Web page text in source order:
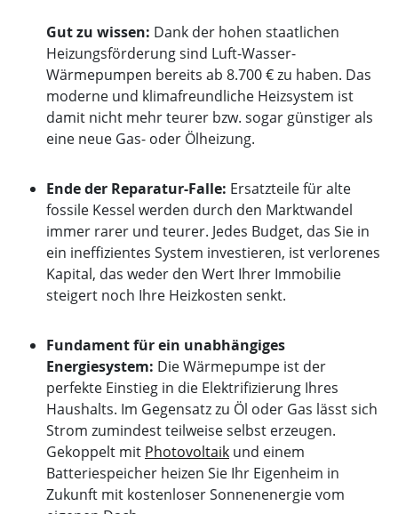
Gut zu wissen: Dank der hohen staatlichen
Heizungsförderung sind Luft-Wasser-
Wärmepumpen bereits ab 8.700 € zu haben. Das
moderne und klimafreundliche Heizsystem ist
damit nicht mehr teurer bzw. sogar günstiger als
eine neue Gas- oder Ölheizung.
Ende der Reparatur-Falle: Ersatzteile für alte
fossile Kessel werden durch den Marktwandel
immer rarer und teurer. Jedes Budget, das Sie in
ein ineffizientes System investieren, ist verlorenes
Kapital, das weder den Wert Ihrer Immobilie
steigert noch Ihre Heizkosten senkt.
Fundament für ein unabhängiges
Energiesystem: Die Wärmepumpe ist der
perfekte Einstieg in die Elektrifizierung Ihres
Haushalts. Im Gegensatz zu Öl oder Gas lässt sich
Strom zumindest teilweise selbst erzeugen.
Gekoppelt mit Photovoltaik und einem
Batteriespeicher heizen Sie Ihr Eigenheim in
Zukunft mit kostenloser Sonnenenergie vom